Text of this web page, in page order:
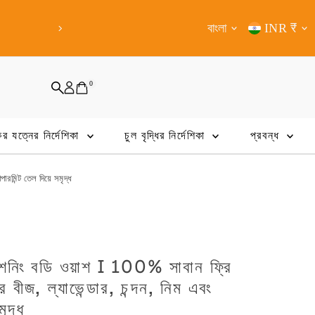
Language
বাংলা INR ₹
0
যত্নের নির্দেশিকা চুল বৃদ্ধির নির্দেশিকা প্রবন্ধ
তেল দিয়ে সমৃদ্ধ
বডি ওয়াশ I 100% সাবান ফ্রি
ল্যাভেন্ডার, চন্দন, নিম এবং